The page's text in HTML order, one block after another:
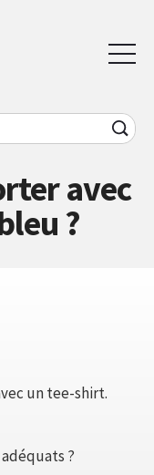
avec
?
un tee-shirt.
?